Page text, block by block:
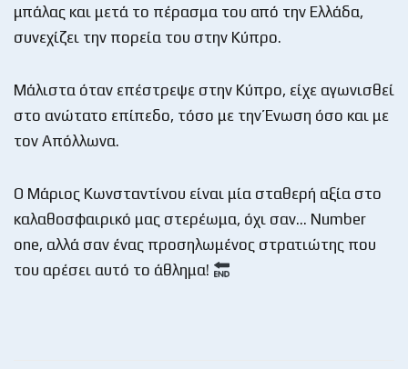
μπάλας και μετά το πέρασμα του από την Ελλάδα,
συνεχίζει την πορεία του στην Κύπρο.
Μάλιστα όταν επέστρεψε στην Κύπρο, είχε αγωνισθεί
στο ανώτατο επίπεδο, τόσο με την Ένωση όσο και με
τον Απόλλωνα.
Ο Μάριος Κωνσταντίνου είναι μία σταθερή αξία στο
καλαθοσφαιρικό μας στερέωμα, όχι σαν… Number
one, αλλά σαν ένας προσηλωμένος στρατιώτης που
του αρέσει αυτό το άθλημα!